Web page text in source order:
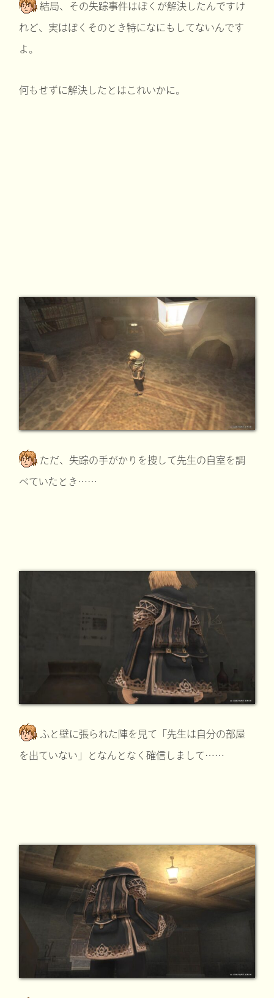
結局、その失踪事件はぼくが解決したんですけ
れど、実はぼくそのとき特になにもしてないんです
よ。
何もせずに解決したとはこれいかに。
ただ、失踪の手がかりを捜して先生の自室を調
べていたとき……
ふと壁に張られた陣を見て「先生は自分の部屋
を出ていない」となんとなく確信しまして……